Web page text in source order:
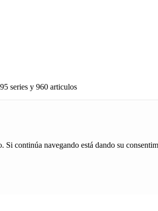
series y 960 articulos
continúa navegando está dando su